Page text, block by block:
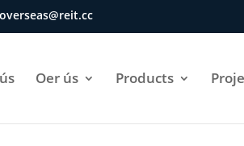
overseas@reit.cc
Oer ús Products